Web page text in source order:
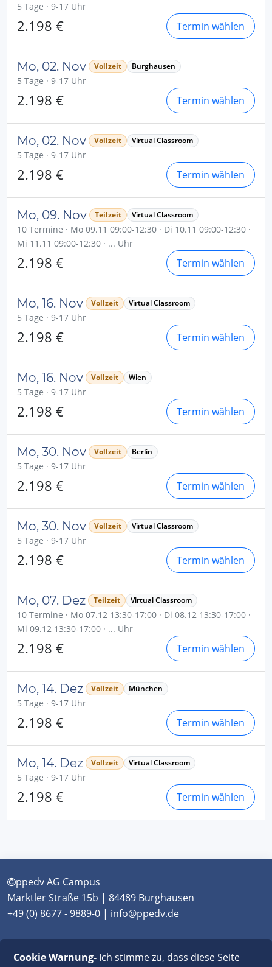
5 Tage · 9-17 Uhr
2.198 € Termin wählen
Mo, 02. Nov Vollzeit Burghausen
5 Tage · 9-17 Uhr
2.198 € Termin wählen
Mo, 02. Nov Vollzeit Virtual Classroom
5 Tage · 9-17 Uhr
2.198 € Termin wählen
Mo, 09. Nov Teilzeit Virtual Classroom
10 Termine · Mo 09.11 09:00-12:30 · Di 10.11 09:00-12:30 ·
Mi 11.11 09:00-12:30 · ... Uhr
2.198 € Termin wählen
Mo, 16. Nov Vollzeit Virtual Classroom
5 Tage · 9-17 Uhr
2.198 € Termin wählen
Mo, 16. Nov Vollzeit Wien
5 Tage · 9-17 Uhr
2.198 € Termin wählen
Mo, 30. Nov Vollzeit Berlin
5 Tage · 9-17 Uhr
2.198 € Termin wählen
Mo, 30. Nov Vollzeit Virtual Classroom
5 Tage · 9-17 Uhr
2.198 € Termin wählen
Mo, 07. Dez Teilzeit Virtual Classroom
10 Termine · Mo 07.12 13:30-17:00 · Di 08.12 13:30-17:00 ·
Mi 09.12 13:30-17:00 · ... Uhr
2.198 € Termin wählen
Mo, 14. Dez Vollzeit München
5 Tage · 9-17 Uhr
2.198 € Termin wählen
Mo, 14. Dez Vollzeit Virtual Classroom
5 Tage · 9-17 Uhr
2.198 € Termin wählen
ppedv AG Campus
Marktler Straße 15b | 84489 Burghausen
+49 (0) 8677 - 9889-0 | info@ppedv.de
Cookie Warnung-Ich stimme zu, dass diese Seite